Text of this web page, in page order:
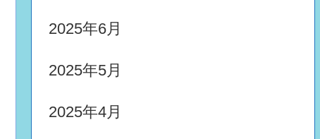
2025年6月
2025年5月
2025年4月